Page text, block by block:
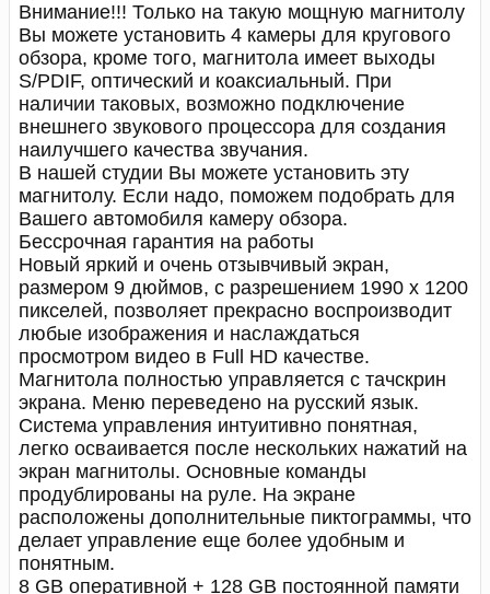
Внимание!!! Только на такую мощную магнитолу
Вы можете установить 4 камеры для кругового
обзора, кроме того, магнитола имеет выходы
S/PDIF, оптический и коаксиальный. При
наличии таковых, возможно подключение
внешнего звукового процессора для создания
наилучшего качества звучания.
В нашей студии Вы можете установить эту
магнитолу. Если надо, поможем подобрать для
Вашего автомобиля камеру обзора.
Бессрочная гарантия на работы
Новый яркий и очень отзывчивый экран,
размером 9 дюймов, с разрешением 1990 х 1200
пикселей, позволяет прекрасно воспроизводит
любые изображения и наслаждаться
просмотром видео в Full HD качестве.
Магнитола полностью управляется с тачскрин
экрана. Меню переведено на русский язык.
Система управления интуитивно понятная,
легко осваивается после нескольких нажатий на
экран магнитолы. Основные команды
продублированы на руле. На экране
расположены дополнительные пиктограммы, что
делает управление еще более удобным и
понятным.
8 GB оперативной + 128 GB постоянной памяти